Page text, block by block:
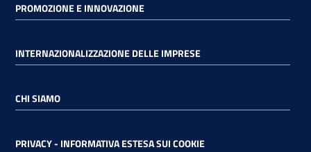
PROMOZIONE E INNOVAZIONE
INTERNAZIONALIZZAZIONE DELLE IMPRESE
CHI SIAMO
PRIVACY - INFORMATIVA ESTESA SUI COOKIE